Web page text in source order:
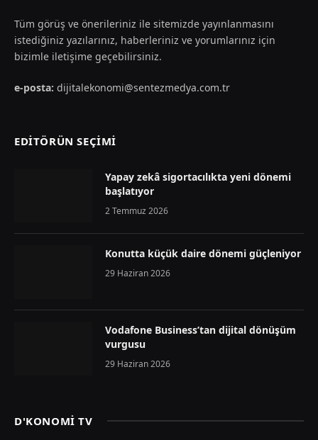
Tüm görüş ve önerileriniz ile sitemizde yayınlanmasını
istediğiniz yazılarınız, haberleriniz ve yorumlarınız için
bizimle iletişime geçebilirsiniz.
e-posta: dijitalekonomi@sentezmedya.com.tr
EDİTÖRÜN SEÇİMİ
Yapay zekâ sigortacılıkta yeni dönemi
başlatıyor
2 Temmuz 2026
Konutta küçük daire dönemi güçleniyor
29 Haziran 2026
Vodafone Business’tan dijital dönüşüm
vurgusu
29 Haziran 2026
D'KONOMİ TV